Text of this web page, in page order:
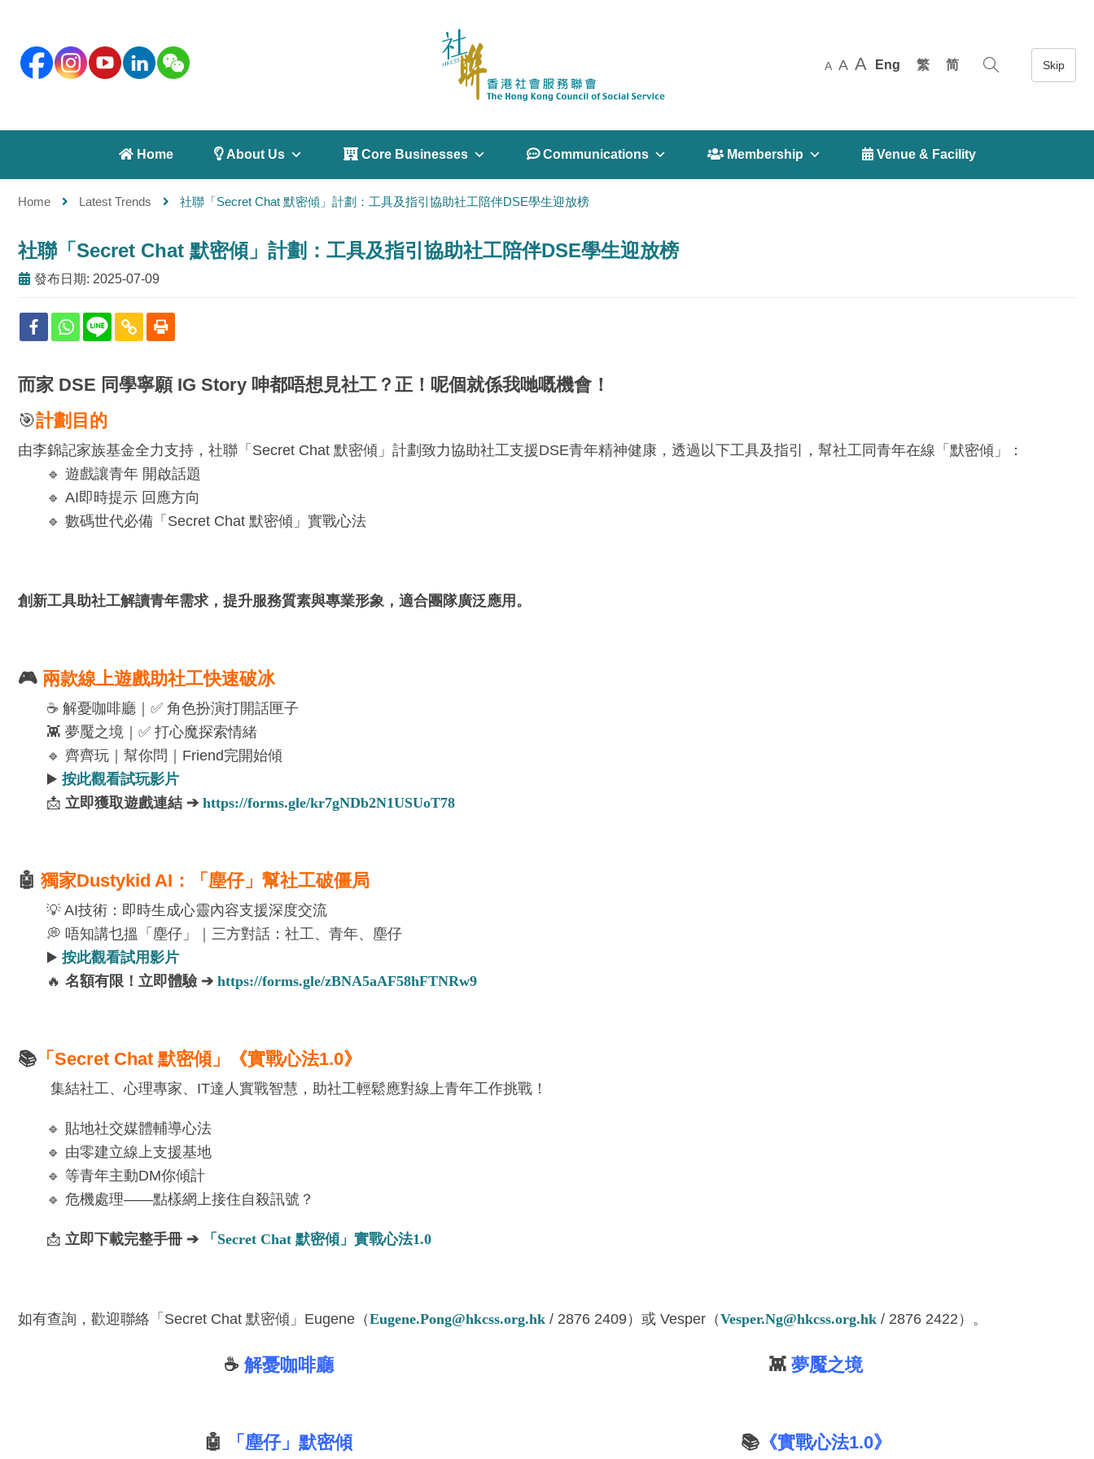
A A A Eng 繁 简
 Home  About Us  Core Businesses  Communications  Membership  Venue & Facility
Home Latest Trends 社聯「Secret Chat 默密傾」計劃：工具及指引協助社工陪伴DSE學生迎放榜
社聯「Secret Chat 默密傾」計劃：工具及指引協助社工陪伴DSE學生迎放榜
發布日期: 2025-07-09
而家 DSE 同學寧願 IG Story 呻都唔想見社工？正！呢個就係我哋嘅機會！
🎯計劃目的
由李錦記家族基金全力支持，社聯「Secret Chat 默密傾」計劃致力協助社工支援DSE青年精神健康，透過以下工具及指引，幫社工同青年在線「默密傾」：
🔹 遊戲讓青年 開啟話題
🔹 AI即時提示 回應方向
🔹 數碼世代必備「Secret Chat 默密傾」實戰心法
創新工具助社工解讀青年需求，提升服務質素與專業形象，適合團隊廣泛應用。
🎮 兩款線上遊戲助社工快速破冰
☕️ 解憂咖啡廳｜✅ 角色扮演打開話匣子
👾 夢魘之境｜✅ 打心魔探索情緒
🔹 齊齊玩｜幫你問｜Friend完開始傾
▶️ 按此觀看試玩影片
📩 立即獲取遊戲連結 ➔ https://forms.gle/kr7gNDb2N1USUoT78
🤖 獨家Dustykid AI ：「塵仔」幫社工破僵局
💡 AI技術：即時生成心靈內容支援深度交流
💭 唔知講乜搵「塵仔」｜三方對話：社工、青年、塵仔
▶️ 按此觀看試用影片
🔥 名額有限！立即體驗 ➔ https://forms.gle/zBNA5aAF58hFTNRw9
📚 「Secret Chat 默密傾」《實戰心法1.0》
集結社工、心理專家、IT達人實戰智慧，助社工輕鬆應對線上青年工作挑戰！
🔹 貼地社交媒體輔導心法
🔹 由零建立線上支援基地
🔹 等青年主動DM你傾計
🔹 危機處理——點樣網上接住自殺訊號？
📩 立即下載完整手冊 ➔ 「Secret Chat 默密傾」實戰心法1.0
如有查詢，歡迎聯絡「Secret Chat 默密傾」Eugene（Eugene.Pong@hkcss.org.hk / 2876 2409）或 Vesper（Vesper.Ng@hkcss.org.hk / 2876 2422 ）。
☕️ 解憂咖啡廳 👾 夢魘之境
🤖 「塵仔」默密傾 📚《實戰心法1.0》